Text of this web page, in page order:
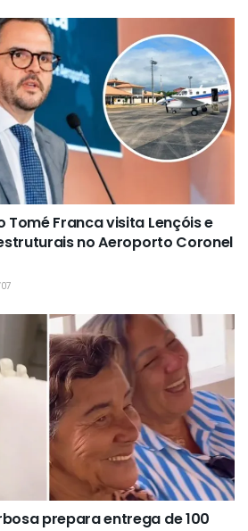
Franca visita Lençóis e
no Aeroporto Coronel
prepara entrega de 100